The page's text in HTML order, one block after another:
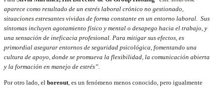
aparece como resultado de un estrés laboral crónico no gestionado,
situaciones estresantes vividas de forma constante en un entorno laboral. Sus
síntomas incluyen agotamiento físico y mental o desapego hacia el trabajo, y
una sensación de ineficacia profesional. Para mitigar sus efectos, es
primordial asegurar entornos de seguridad psicológica, fomentando una
cultura de apoyo, donde se promueva la flexibilidad, la comunicación abierta
y la formación en manejo de estrés”.
Por otro lado, el boreout, es un fenómeno menos conocido, pero igualmente